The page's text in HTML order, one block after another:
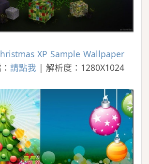
XP Sample Wallpaper
請點我 | 解析度：1280X1024